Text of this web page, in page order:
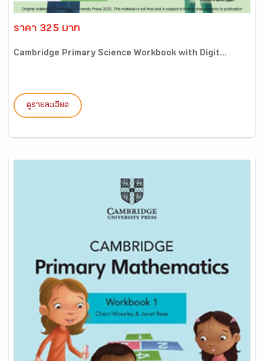
ราคา 325 บาท
Cambridge Primary Science Workbook with Digit...
ดูรายละเอียด